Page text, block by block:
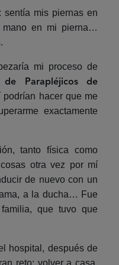
mis piernas en
mano en mi pierna…
mi proceso de
de Parapléjicos de
podrían hacer que me
exactamente
tanto física como
otra vez por mí
de nuevo con un
a la ducha… Fue
que tuvo que
hospital, después de